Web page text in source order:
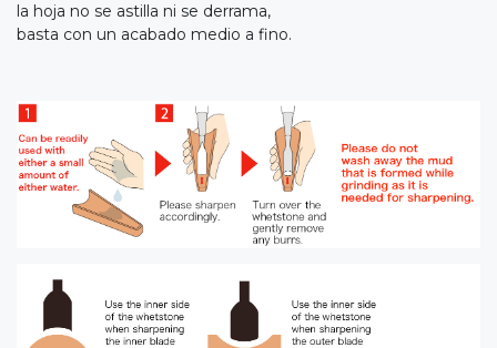
la hoja no se astilla ni se derrama,
basta con un acabado medio a fino.